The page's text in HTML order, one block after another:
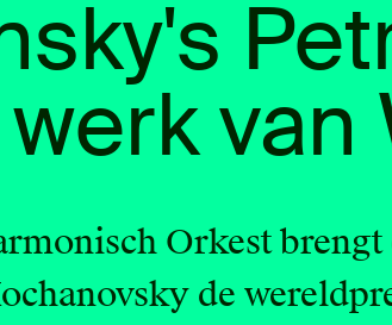
van
Orkest
de